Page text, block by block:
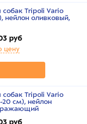
Tripoli Vario
нейлон оливковый,
руб
цену
Tripoli Vario
20 см), нейлон
руб